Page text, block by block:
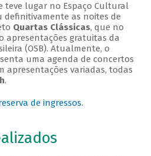
teve lugar no Espaço Cultural
definitivamente as noites de
Quartas Clássicas, que no
apresentações gratuitas da
(OSB). Atualmente, o
uma agenda de concertos
apresentações variadas, todas
.
de ingressos.